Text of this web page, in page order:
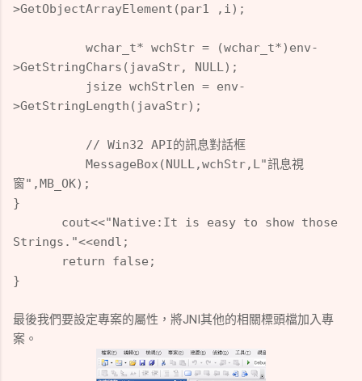
>GetObjectArrayElement(par1 ,i);
wchar_t* wchStr = (wchar_t*)env-
>GetStringChars(javaStr, NULL);
jsize wchStrlen = env-
>GetStringLength(javaStr);
// Win32 API的訊息對話框
MessageBox(NULL,wchStr,L"訊息視
窗",MB_OK);
}
cout<<"Native:It is easy to show those
Strings."<<endl;
return false;
}
最後我們要設定專案的屬性，將JNI其他的相關標頭檔加入專
案。